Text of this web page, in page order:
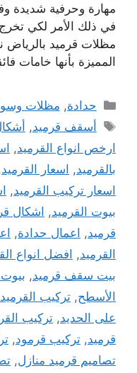
مهارة وحرفية شديدة
في ذلك الأمر لكي
مظلات قرميد بالرياض
المميزة بأنها خامات
التصنيفات
حدادة, مظلات
الوسوم
أسقف قرميد,
ارخص انواع القرميد,
بالقرميد, اسعار القرميد,
اسعار تركيب القرميد,
بيوت القرميد, اشكال
قرميد, اعمال حدادة,
القرميد, افضل انواع
بيت سقف قرميد, بيوت
الأسطح, تركيب
على الحديد, تركيب
قرميد, تركيب قرمود,
تصاميم قرميد منازل,